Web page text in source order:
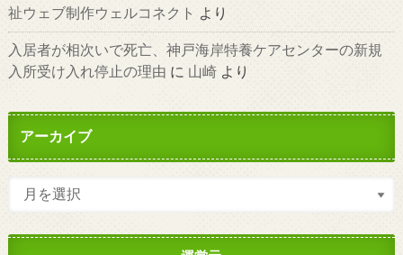
祉ウェブ制作ウェルコネクト
より
入居者が相次いで死亡、神戸海岸特養ケアセンターの新規
入所受け入れ停止の理由 に 山崎より
アーカイブ